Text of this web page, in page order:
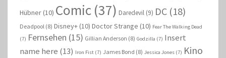
Hübner (10) Comic (37) Daredevil (9) DC (18)
Deadpool (8) Disney+ (10) Doctor Strange (10) Fear The Walking Dead
(7) Fernsehen (15) Gillian Anderson (8) Godzilla (7) Insert
name here (13) Iron Fist (7) James Bond (8) Jessica Jones (7) Kino